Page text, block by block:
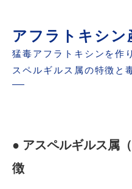
アフラトキシン
猛毒アフラトキシンを作
スペルギルス属の特徴と
● アスペルギルス属
徴